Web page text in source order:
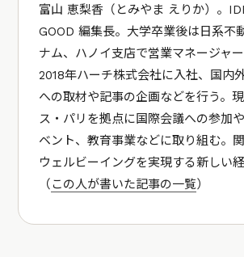
富山 恵梨香（とみやま えりか）。
GOOD 編集長。大学卒業後は日系不
ナム、ハノイ支店で営業マネージャー
2018年ハーチ株式会社に入社、国内
への取材や記事の企画などを行う。
ス・パリを拠点に国際会議への参加
ベント、教育事業などに取り組む。関
ウェルビーイングを実現する新しい経
（ この人が書いた記事の一覧）